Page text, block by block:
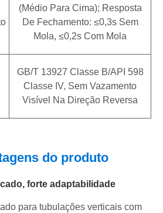
(médio Para Cima); Resposta
De Fechamento: ≤0,3s Sem
Mola, ≤0,2s Com Mola
GB/T 13927 Classe B/API 598
Classe IV, Sem Vazamento
Visível Na Direção Reversa
do produto
forte adaptabilidade
para tubulações verticais com